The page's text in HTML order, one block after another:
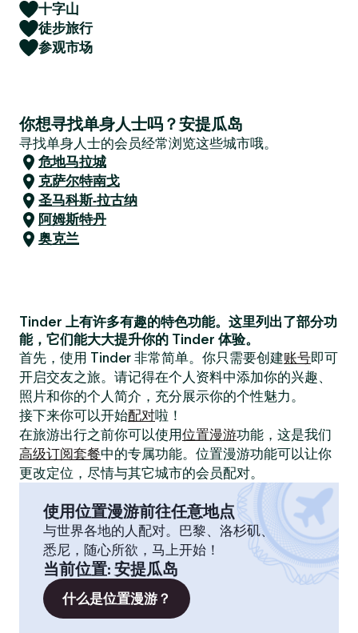
十字山
徒步旅行
参观市场
你想寻找单身人士吗？安提瓜岛
寻找单身人士的会员经常浏览这些城市哦。
危地马拉城
克萨尔特南戈
圣马科斯-拉古纳
阿姆斯特丹
奥克兰
Tinder 上有许多有趣的特色功能。这里列出了部分功
能，它们能大大提升你的 Tinder 体验。
首先，使用 Tinder 非常简单。你只需要创建账号即可
开启交友之旅。请记得在个人资料中添加你的兴趣、
照片和你的个人简介，充分展示你的个性魅力。
接下来你可以开始配对啦！
在旅游出行之前你可以使用位置漫游功能，这是我们
高级订阅套餐中的专属功能。位置漫游功能可以让你
更改定位，尽情与其它城市的会员配对。
使用位置漫游前往任意地点
与世界各地的人配对。巴黎、洛杉矶、
悉尼，随心所欲，马上开始！
当前位置: 安提瓜岛
什么是位置漫游？